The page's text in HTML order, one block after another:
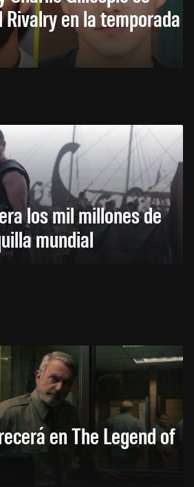
Rivalry en la temporada
los mil millones de
mundial
en The Legend of